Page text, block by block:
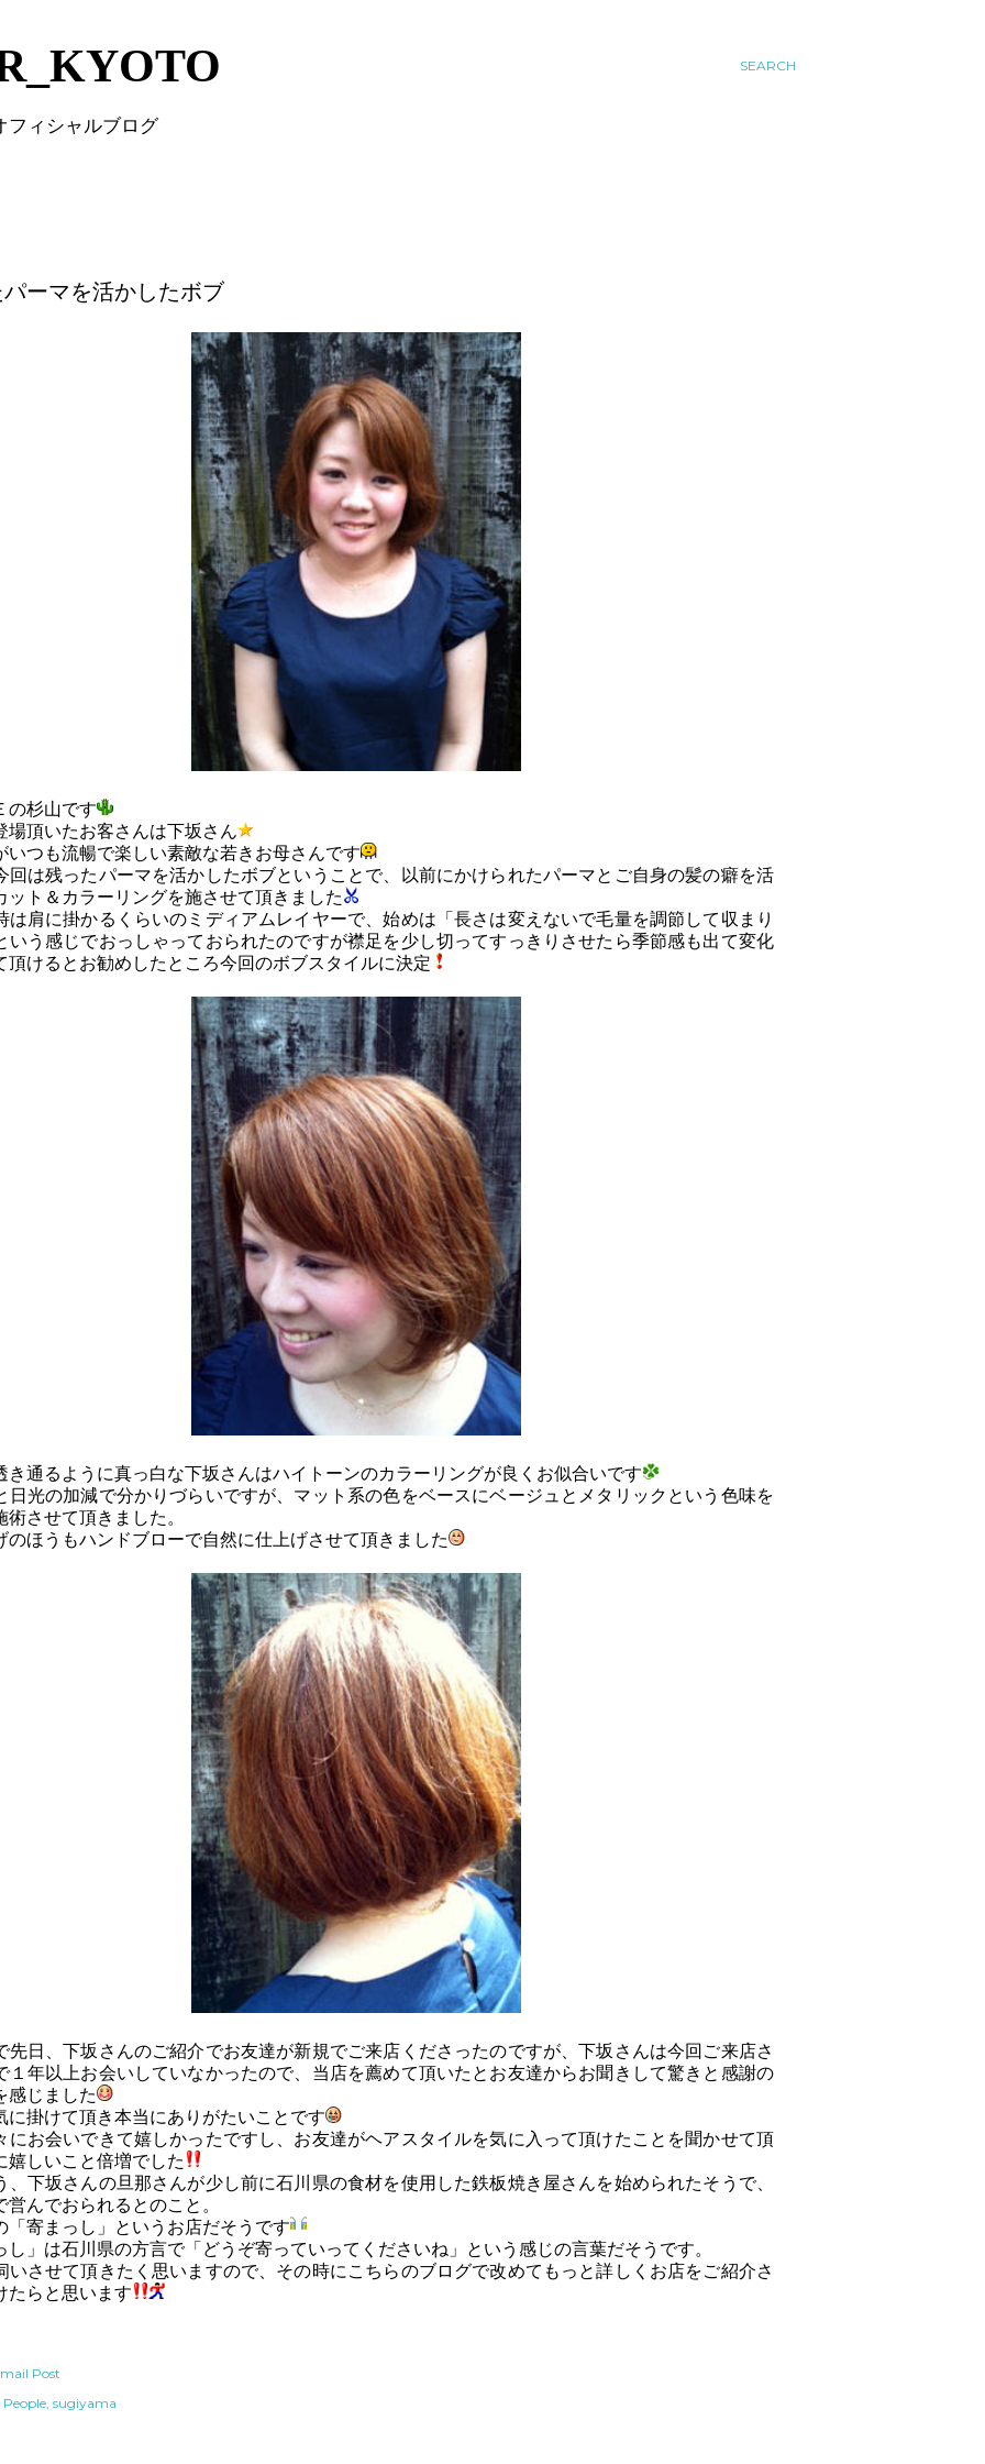
SEARCH
フィシャルブログ
ーマを活かしたボブ
の杉山です
場頂いたお客さんは下坂さん
いつも流暢で楽しい素敵な若きお母さんです
回は残ったパーマを活かしたボブということで、以前にかけられたパーマとご自身の髪の癖を活
ット＆カラーリングを施させて頂きました
は肩に掛かるくらいのミディアムレイヤーで、始めは「長さは変えないで毛量を調節して収まり
いう感じでおっしゃっておられたのですが襟足を少し切ってすっきりさせたら季節感も出て変化
頂けるとお勧めしたところ今回のボブスタイルに決定
き通るように真っ白な下坂さんはハイトーンのカラーリングが良くお似合いです
日光の加減で分かりづらいですが、マット系の色をベースにベージュとメタリックという色味を
術させて頂きました。
のほうもハンドブローで自然に仕上げさせて頂きました
先日、下坂さんのご紹介でお友達が新規でご来店くださったのですが、下坂さんは今回ご来店さ
１年以上お会いしていなかったので、当店を薦めて頂いたとお友達からお聞きして驚きと感謝の
感じました
に掛けて頂き本当にありがたいことです
にお会いできて嬉しかったですし、お友達がヘアスタイルを気に入って頂けたことを聞かせて頂
嬉しいこと倍増でした
、下坂さんの旦那さんが少し前に石川県の食材を使用した鉄板焼き屋さんを始められたそうで、
営んでおられるとのこと。
「寄まっし」というお店だそうです
し」は石川県の方言で「どうぞ寄っていってくださいね」という感じの言葉だそうです。
いさせて頂きたく思いますので、その時にこちらのブログで改めてもっと詳しくお店をご紹介さ
たらと思います
Post
People sugiyama